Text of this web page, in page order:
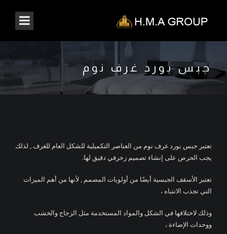
جبس بورد غرف نوم
تعتبر جبس بورد غرف نوم من العناصر التكميلية للشكل العام للغرف , لذلك
يجب الحرص على إنشاء تصميم زخرفي دقيق لها.
تعتبر الأسقف الجبسية أيضًا من أولويات المصمم , لأنها من أهم الميزات
التي تجذب الانتباه ،
وذلك لاختلافها في الشكل والمواد المستخدمة مثل الزجاج والخشب
ووحدات الإضاءة ،